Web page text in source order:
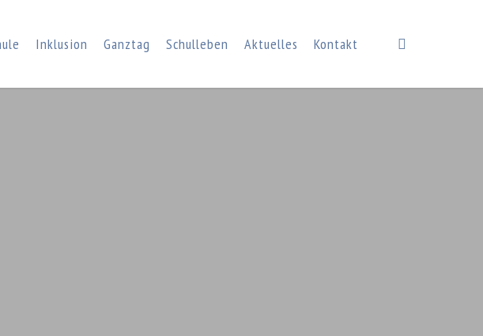
Inklusion Ganztag Schulleben Aktuelles Kontakt